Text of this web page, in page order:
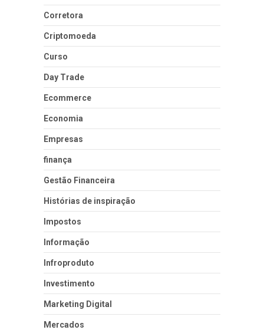
Corretora
Criptomoeda
Curso
Day Trade
Ecommerce
Economia
Empresas
finança
Gestão Financeira
Histórias de inspiração
Impostos
Informação
Infroproduto
Investimento
Marketing Digital
Mercados